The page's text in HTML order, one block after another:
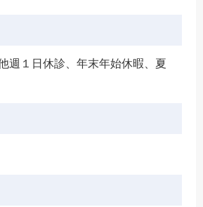
週１日休診、年末年始休暇、夏